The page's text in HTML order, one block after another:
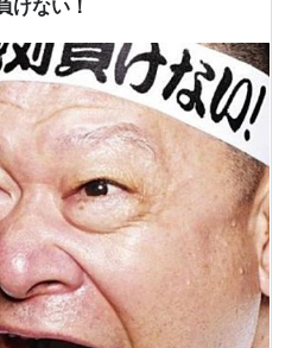
けない！